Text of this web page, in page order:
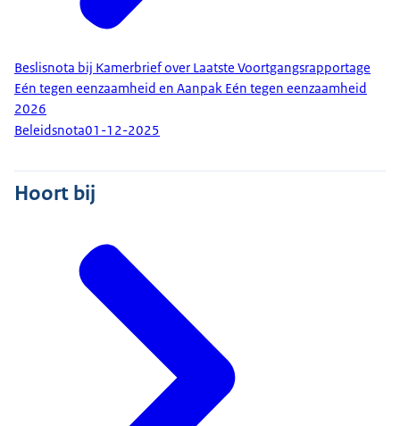
Beslisnota bij Kamerbrief over Laatste Voortgangsrapportage
Eén tegen eenzaamheid en Aanpak Eén tegen eenzaamheid
2026
Beleidsnota01-12-2025
Hoort bij